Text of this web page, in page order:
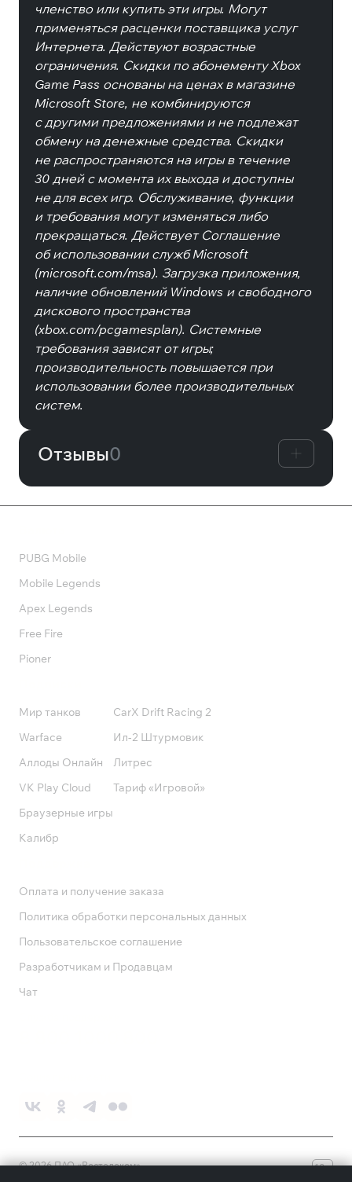
членство или купить эти игры. Могут
применяться расценки поставщика услуг
Интернета. Действуют возрастные
ограничения. Скидки по абонементу Xbox
Game Pass основаны на ценах в магазине
Microsoft Store, не комбинируются
с другими предложениями и не подлежат
обмену на денежные средства. Скидки
не распространяются на игры в течение
30 дней с момента их выхода и доступны
не для всех игр. Обслуживание, функции
и требования могут изменяться либо
прекращаться. Действует Соглашение
об использовании служб Microsoft
(microsoft.com/msa). Загрузка приложения,
наличие обновлений Windows и свободного
дискового пространства
(xbox.com/pcgamesplan). Системные
требования зависят от игры;
производительность повышается при
использовании более производительных
систем.
Отзывы0
PUBG Mobile
Mobile Legends
Apex Legends
Free Fire
Pioner
Мир танков
Warface
Аллоды Онлайн
VK Play Cloud
Браузерные игры
Калибр
CarX Drift Racing 2
Ил-2 Штурмовик
Литрес
Тариф «Игровой»
Оплата и получение заказа
Политика обработки персональных данных
Пользовательское соглашение
Разработчикам и Продавцам
Чат
©2026ПАО «Ростелеком» 18+